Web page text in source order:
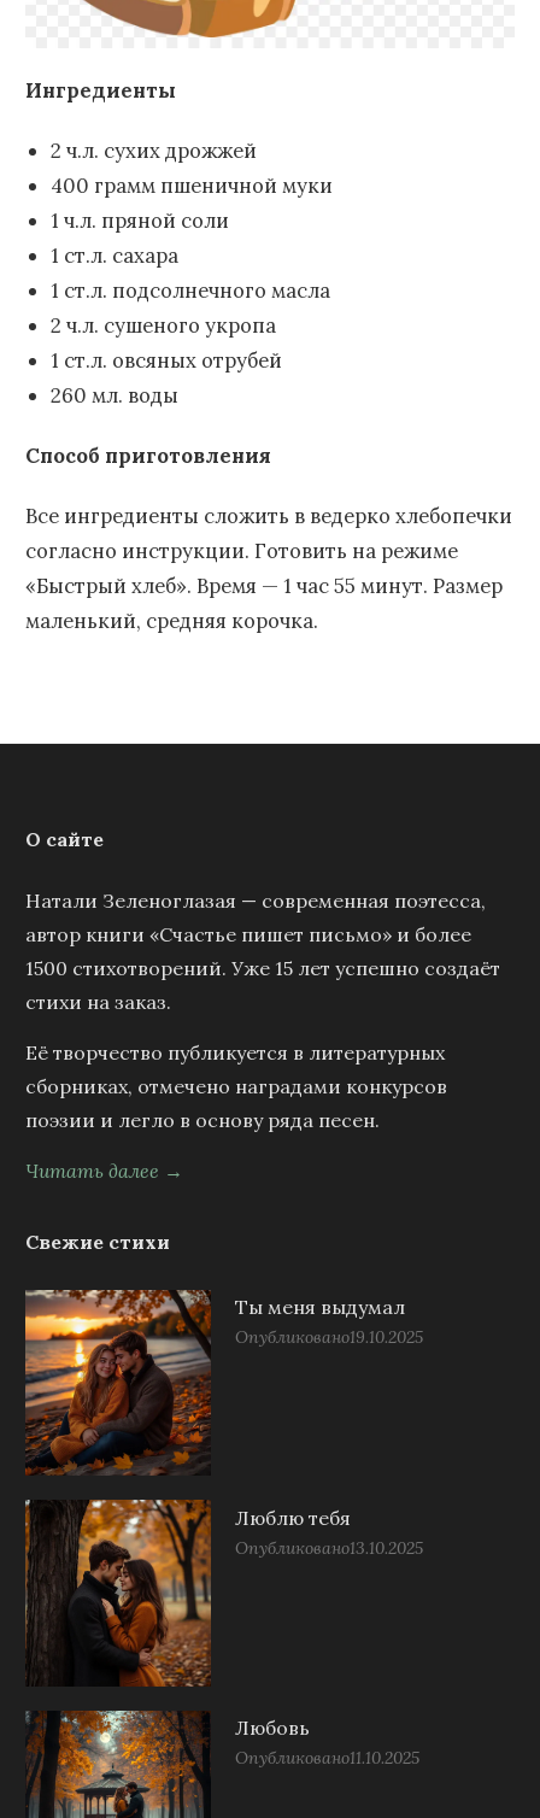
Ингредиенты
2 ч.л. сухих дрожжей
400 грамм пшеничной муки
1 ч.л. пряной соли
1 ст.л. сахара
1 ст.л. подсолнечного масла
2 ч.л. сушеного укропа
1 ст.л. овсяных отрубей
260 мл. воды
Способ приготовления
Все ингредиенты сложить в ведерко хлебопечки
согласно инструкции. Готовить на режиме
«Быстрый хлеб». Время — 1 час 55 минут. Размер
маленький, средняя корочка.
О сайте
Натали Зеленоглазая — современная поэтесса,
автор книги «Счастье пишет письмо» и более
1500 стихотворений. Уже 15 лет успешно создаёт
стихи на заказ.
Её творчество публикуется в литературных
сборниках, отмечено наградами конкурсов
поэзии и легло в основу ряда песен.
Читать далее →
Свежие стихи
Ты меня выдумал
Опубликовано19.10.2025
Люблю тебя
Опубликовано13.10.2025
Любовь
Опубликовано11.10.2025